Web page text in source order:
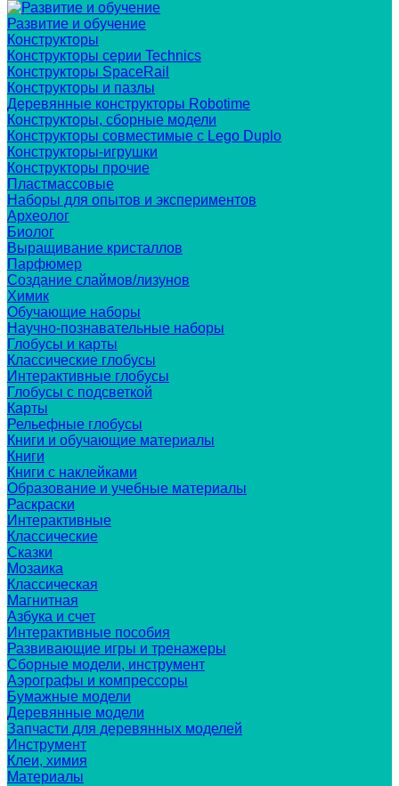
Развитие и обучение
Конструкторы
Конструкторы серии Technics
Конструкторы SpaceRail
Конструкторы и пазлы
Деревянные конструкторы Robotime
Конструкторы, сборные модели
Конструкторы совместимые с Lego Duplo
Конструкторы-игрушки
Конструкторы прочие
Пластмассовые
Наборы для опытов и экспериментов
Археолог
Биолог
Выращивание кристаллов
Парфюмер
Создание слаймов/лизунов
Химик
Обучающие наборы
Научно-познавательные наборы
Глобусы и карты
Классические глобусы
Интерактивные глобусы
Глобусы с подсветкой
Карты
Рельефные глобусы
Книги и обучающие материалы
Книги
Книги с наклейками
Образование и учебные материалы
Раскраски
Интерактивные
Классические
Сказки
Мозаика
Классическая
Магнитная
Азбука и счет
Интерактивные пособия
Развивающие игры и тренажеры
Сборные модели, инструмент
Аэрографы и компрессоры
Бумажные модели
Деревянные модели
Запчасти для деревянных моделей
Инструмент
Клеи, химия
Материалы